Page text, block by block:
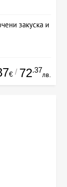
закуска и
€ / 72.37
лв.